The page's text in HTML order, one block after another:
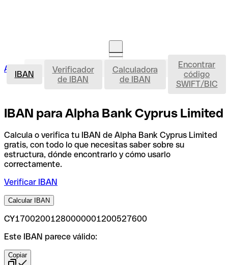
Acceso clientesAbrir cuenta IBAN
IBAN
Verificador
de IBAN
Calculadora
de IBAN
Encontrar
código
SWIFT/BIC
IBAN para Alpha Bank Cyprus Limited
Calcula o verifica tu IBAN de Alpha Bank Cyprus Limited
gratis, con todo lo que necesitas saber sobre su
estructura, dónde encontrarlo y cómo usarlo
correctamente.
Verificar IBAN
Calcular IBAN
CY17002001280000001200527600
Este IBAN parece válido:
Copiar